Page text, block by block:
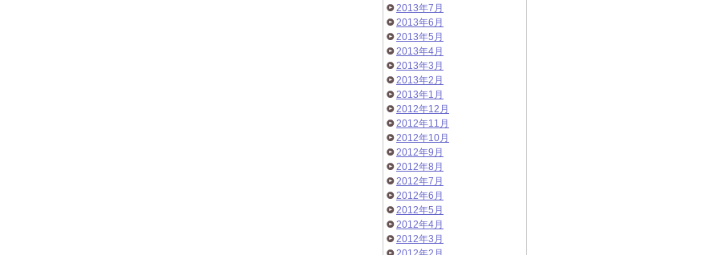
2013年7月
2013年6月
2013年5月
2013年4月
2013年3月
2013年2月
2013年1月
2012年12月
2012年11月
2012年10月
2012年9月
2012年8月
2012年7月
2012年6月
2012年5月
2012年4月
2012年3月